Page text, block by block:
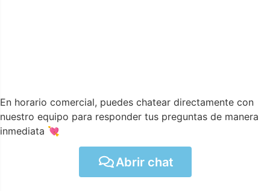
En horario comercial, puedes chatear directamente con
nuestro equipo para responder tus preguntas de manera
inmediata 💘
Abrir chat